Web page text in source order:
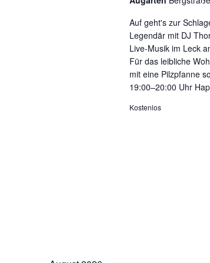
Auf geht's zur
Legendär mit DJ
Live-Musik im Leck
Für das leibliche
mit eine Pilzpfanne
19:00–20:00 Uhr
Kostenlos